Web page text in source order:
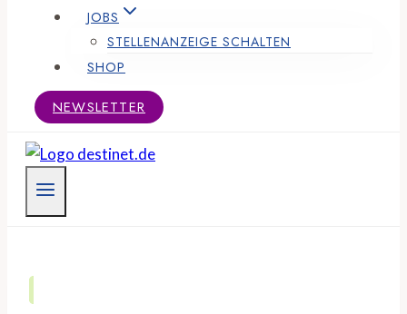
JOBS
STELLENANZEIGE SCHALTEN
SHOP
NEWSLETTER